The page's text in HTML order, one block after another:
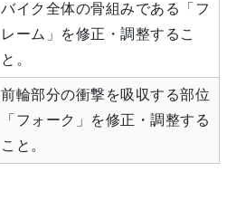
バイク全体の骨組みである「フ
レーム」を修正・調整するこ
と。
前輪部分の衝撃を吸収する部位
「フォーク」を修正・調整する
こと。